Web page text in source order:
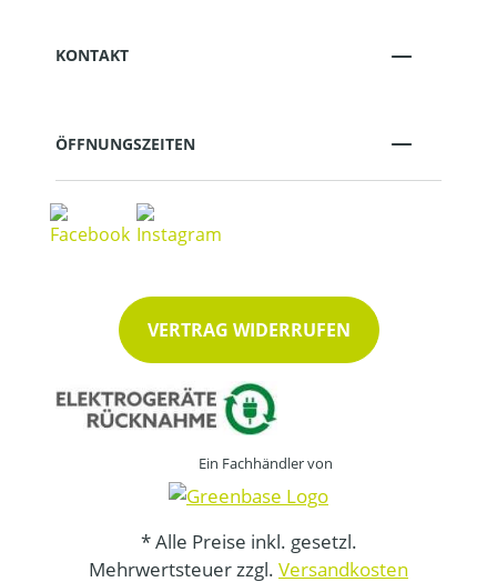
KONTAKT
ÖFFNUNGSZEITEN
VERTRAG WIDERRUFEN
Ein Fachhändler von
* Alle Preise inkl. gesetzl.
Mehrwertsteuer zzgl. Versandkosten